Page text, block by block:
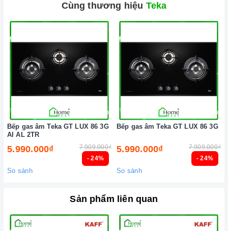
Cùng thương hiệu Teka
- 24%
Bếp gas âm Teka GT LUX 86 3G
AI AL 2TR
5.990.000₫ 7.909.000₫
So sánh
- 24%
Bếp gas âm Teka GT LUX 86 3G
5.990.000₫ 7.909.000₫
So sánh
Sản phẩm liên quan